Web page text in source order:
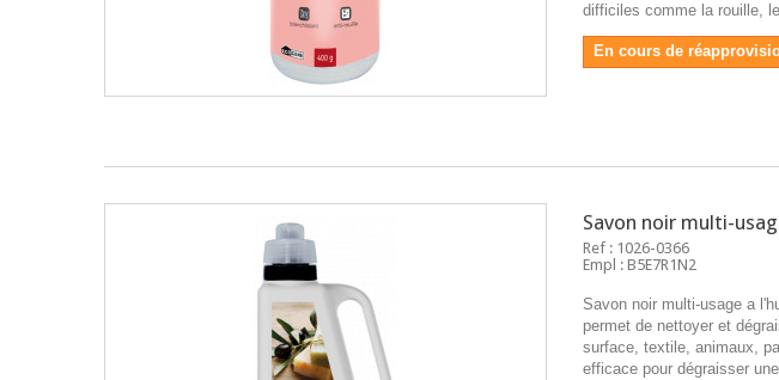
difficiles comme la rouille,
En cours de
Savon noir multi-
Ref : 1026-0366
Empl : B5E7R1N2
Savon noir multi-usage a
permet de nettoyer et
surface, textile, animaux,
efficace pour dégraisser